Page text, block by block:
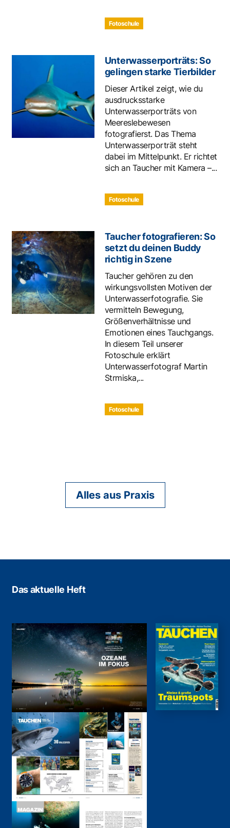
Fotoschule
Unterwasserporträts: So
gelingen starke Tierbilder
Dieser Artikel zeigt, wie du
ausdrucksstarke
Unterwasserporträts von
Meereslebewesen
fotografierst. Das Thema
Unterwasserporträt steht
dabei im Mittelpunkt. Er richtet
sich an Taucher mit Kamera –...
Fotoschule
Taucher fotografieren: So
setzt du deinen Buddy
richtig in Szene
Taucher gehören zu den
wirkungsvollsten Motiven der
Unterwasserfotografie. Sie
vermitteln Bewegung,
Größenverhältnisse und
Emotionen eines Tauchgangs.
In diesem Teil unserer
Fotoschule erklärt
Unterwasserfotograf Martin
Strmiska,...
Fotoschule
Alles aus Praxis
Das aktuelle Heft